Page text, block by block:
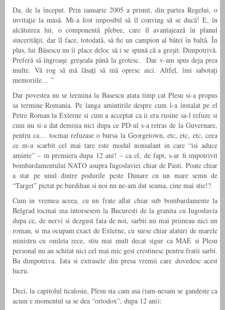
Da, de la început. Prin ianuarie 2005 a primit, din partea Regelui, o
invitaţie la masă. Mi-a fost imposibil să îl conving să se ducă! E, în
alcătuirea lui, o componentă plebee, care îl avantajează în planul
sincerităţii, dar îl face, totodată, să fie un campion al bâtei în baltă. În
plus, lui Băsescu nu îi place deloc să i se spună că a greşit. Dimpotrivă.
Preferă să îngroaşe greşeala până la grotesc. Dar v-am spus deja prea
multe. Vă rog să mă lăsaţi să mă opresc aici. Altfel, îmi sabotaţi
memoriile… ”
Dar povestea nu se termina la Basescu atata timp cat Plesu si-a propus
sa termine Romania. Pe langa amintirile despre cum l-a instalat pe el
Petre Roman la Externe si cum a acceptat ca ii era rusine sa-l refuze si
cum nu si-a dat demisia nici dupa ce PD-ul s-a retras de la Guvernare,
pentru ca… tocmai refuzase o bursa la Georgetown, etc, etc, etc, ceea
ce m-a scarbit cel mai tare este modul nonsalant in care “isi aduce
aminte” – in premiera dupa 12 ani! – ca el, de fapt, s-ar fi impotrivit
bombardamentului NATO asupra Iugoslaviei chiar de Pasti. Poate chiar
a stat pe unul dintre podurile peste Dunare cu un mare semn de
“Target” pictat pe burdihan si noi nu ne-am dat seama, cine mai stie!?
Cum in vremea aceea, cu un frate aflat chiar sub bombardamente la
Belgrad tocmai ma intorsesem la Bucuresti de la granita cu Iugoslavia
dupa ce, de nervi si dezgust fata de noi, sarbii nu mai primeau nici un
roman, si ma ocupam exact de Externe, cu surse chiar alaturi de marele
ministru cu omleta rece, stiu mai mult decat sigur ca MAE si Plesu
personal nu au schitat nici cel mai mic gest crestinesc pentru fratii sarbi.
Ba dimpotriva. Iata si extrasele din presa vremii care dovedesc acest
lucru.
Deci, la capitolul ticalosie, Plesu sta cam asa (tam-nesam se gandeste ca
acum e momentul sa se dea “ortodox”, dupa 12 ani):